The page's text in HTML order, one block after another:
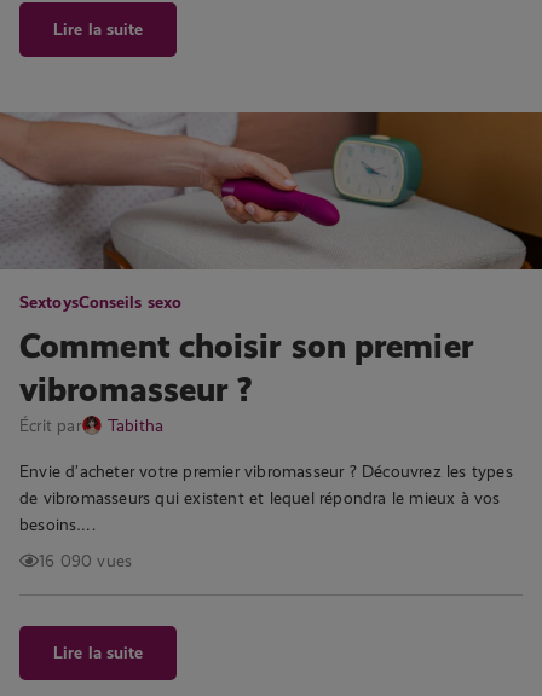
Lire la suite
SextoysConseils sexo
Comment choisir son premier
vibromasseur ?
Écrit par Tabitha
Envie d’acheter votre premier vibromasseur ? Découvrez les types
de vibromasseurs qui existent et lequel répondra le mieux à vos
besoins….
16 090 vues
Lire la suite